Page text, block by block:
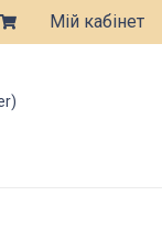
Мій кабінет